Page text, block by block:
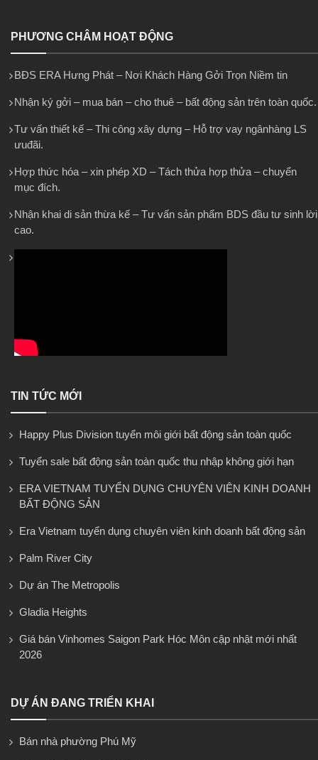
PHƯƠNG CHÂM HOẠT ĐỘNG
BĐS ERA Hưng Phát – Nơi Khách Hàng Gởi Trọn Niềm tin
Nhận ký gởi – mua bán – cho thuê – bất động sản trên toàn quốc.
Tư vấn thiết kế – Thi công xây dựng – Hỗ trợ vay ngânhàng LS
ưuđãi.
Hợp thức hóa – xin phép XD – Tách thửa hợp thửa – chuyển
mục đích.
Nhận khai di sản thừa kế – Tư vấn sản phẩm BDS đầu tư sinh lời
cao.
TIN TỨC MỚI
Happy Plus Division tuyển môi giới bất động sản toàn quốc
Tuyển sale bất động sản toàn quốc thu nhập không giới hạn
ERA VIETNAM TUYỂN DỤNG CHUYÊN VIÊN KINH DOANH
BẤT ĐỘNG SẢN
Era Vietnam tuyển dụng chuyên viên kinh doanh bất động sản
Palm River City
Dự án The Metropolis
Gladia Heights
Giá bán Vinhomes Saigon Park Hóc Môn cập nhật mới nhất
2026
DỰ ÁN ĐANG TRIỂN KHAI
Bán nhà phường Phú Mỹ